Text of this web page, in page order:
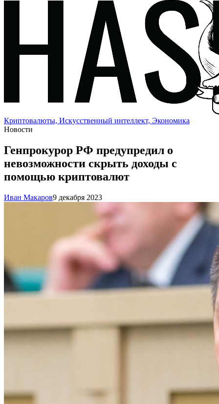
Криптовалюты, Искусственный интеллект, Экономика
Новости
Генпрокурор РФ предупредил о
невозможности скрыть доходы с
помощью криптовалют
Иван Макаров9 декабря 2023